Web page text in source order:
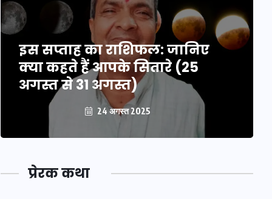
इस सप्ताह का राशिफल: जानिए
क्या कहते हैं आपके सितारे (25
अगस्त से 31 अगस्त)
24 अगस्त 2025
प्रेरक कथा